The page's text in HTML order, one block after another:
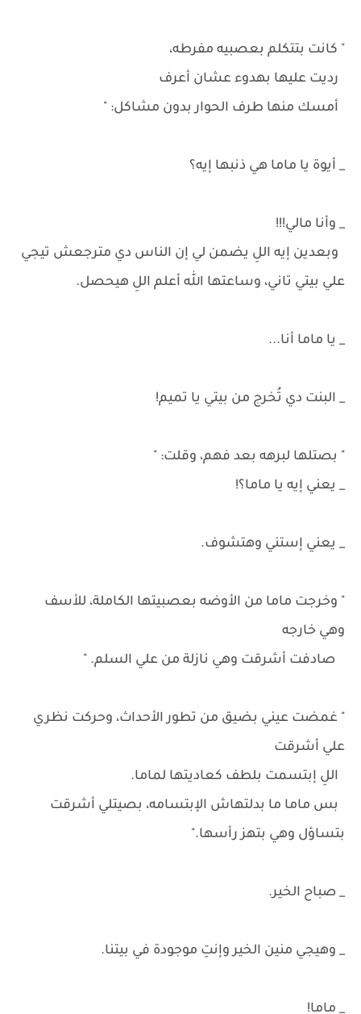
" كانت بتتكلم بعصبيه مفرطه،
رديت عليها بهدوء عشان أعرف
أمسك منها طرف الحوار بدون مشاكل: "
_ أيوة يا ماما هي ذنبها إيه؟
_ وأنا مالي!!!
وبعدين إيه اللِ يضمن لي إن الناس دي مترجعش تيجي
علي بيتي تاني، وساعتها الله أعلم اللِ هيحصل.
_ يا ماما أنا...
_ البنت دي تُخرج من بيتي يا تميم!
" بصتلها لبرهه بعد فهم، وقلت: "
_ يعني إيه يا ماما؟!
_ يعني إستني وهتشوف.
" وخرجت ماما من الأوضه بعصبيتها الكاملة، للأسف
وهي خارجه
صادفت أشرقت وهي نازلة من علي السلم. "
" غمضت عيني بضيق من تطور الأحداث، وحركت نظري
علي أشرقت
اللِ إبتسمت بلطف كعاديتها لماما.
بس ماما ما بدلتهاش الإبتسامه، بصيتلي أشرقت
بتساؤل وهي بتهز رأسها."
_ صباح الخير.
_ وهيجي منين الخير وإنتِ موجودة في بيتنا.
_ ماما!